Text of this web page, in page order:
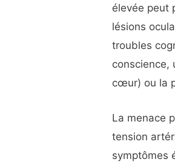
élevée peut
lésions
troubles
conscience,
cœur) ou la
La menace
tension
symptômes